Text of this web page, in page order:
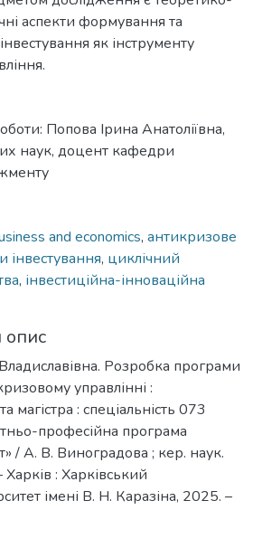
аспекти формування та
як інструменту
Попова Ірина Анатоліївна,
наук, доцент кафедри
and economics, антикризове
інвестування, циклічний
, інвестиційна-інноваційна
опис
Розробка програми
управлінні :
магістра : спеціальність 073
професійна програма
/ А. В. Виноградова ; кер. наук.
: Харківський
імені В. Н. Каразіна, 2025. –